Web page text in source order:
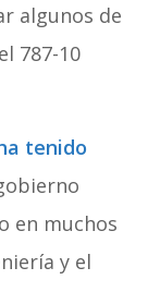
algunos de
787-10
tenido
en muchos
y el